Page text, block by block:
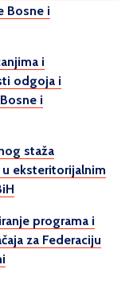
Bosne i
i
odgoja i
i
staža
eksteritorijalnim
programa i
za Federaciju